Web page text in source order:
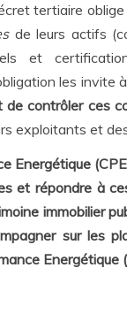
tertiaire
de leurs actifs
et
les invite à
contrôler ces
exploitants et
Energétique
et répondre à
immobilier
sur les
Energétique